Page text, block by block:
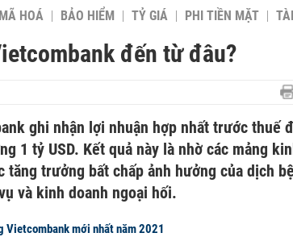
HOÁ BẢO HIỂM TỶ GIÁ PHI TIỀN MẶT
đến từ đâu?
ghi nhận lợi nhuận hợp nhất trước thuế
1 tỷ USD. Kết quả này là nhờ các mảng
tăng trưởng bất chấp ảnh hưởng của dịch
và kinh doanh ngoại hối.
Vietcombank mới nhất năm 2021